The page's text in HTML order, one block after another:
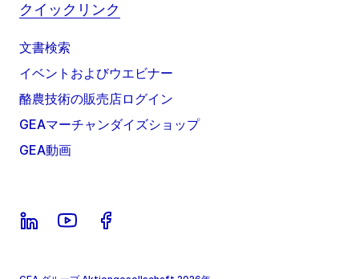
クイックリンク
文書検索
イベントおよびウエビナー
酪農技術の販売店ログイン
GEAマーチャンダイズショップ
GEA動画